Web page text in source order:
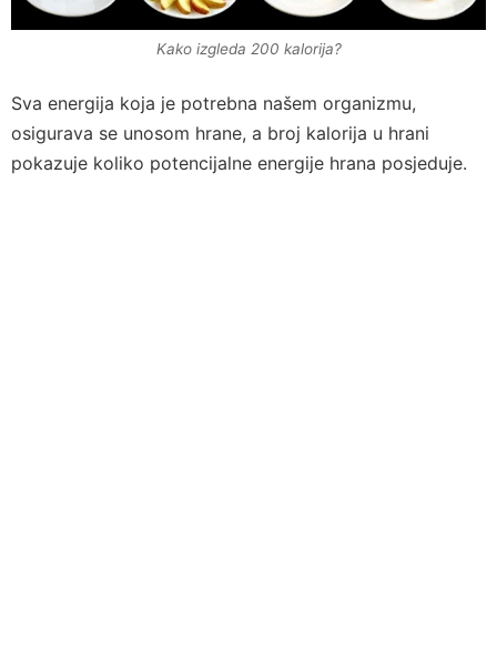
Kako izgleda 200 kalorija?
Sva energija koja je potrebna našem organizmu,
osigurava se unosom hrane, a broj kalorija u hrani
pokazuje koliko potencijalne energije hrana posjeduje.